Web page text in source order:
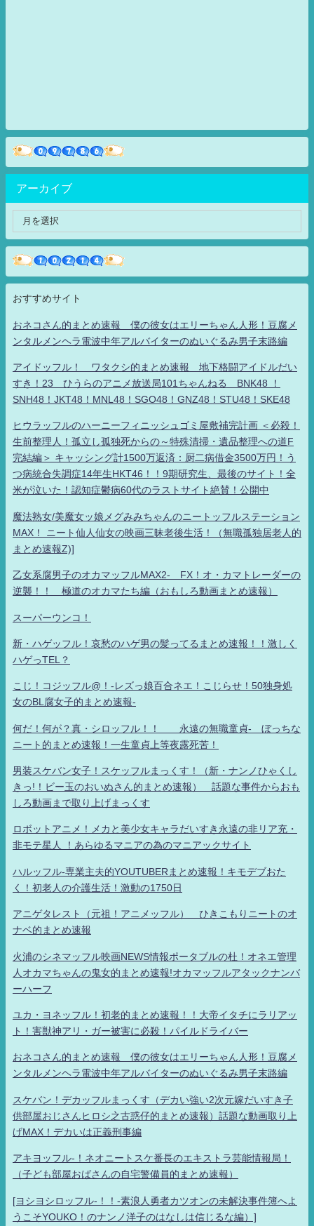
アーカイブ
おすすめサイト
おネコさん的まとめ速報 僕の彼女はエリーちゃん人形！豆腐メ
ンタルメンヘラ電波中年アルバイターのぬいぐるみ男子末路編
アイドッフル！ ワタクシ的まとめ速報 地下格闘アイドルだい
すき！23 ひうらのアニメ放送局101ちゃんねる BNK48 ！
SNH48！JKT48！MNL48！SGO48！GNZ48！STU48！SKE48
ヒウラッフルのハーニーフィニッシュゴミ屋敷補完計画 ＜必殺！
生前整理人！孤立し孤独死からの～特殊清掃・遺品整理への道F
完結編＞ キャッシング計1500万返済：厨二病借金3500万円！う
つ病統合失調症14年生HKT46！！9期研究生、最後のサイト！全
米が泣いた！認知症鬱病60代のラストサイト絶賛！公開中
魔法熟女/美魔女ッ娘メグみみちゃんのニートッフルステーション
MAX！ ニート仙人仙女の映画三昧老後生活！（無職孤独居老人的
まとめ速報Z)]
乙女系腐男子のオカマッフルMAX2- FX！オ・カマトレーダーの
逆襲！！ 極道のオカマたち編（おもしろ動画まとめ速報）
スーパーウンコ！
新・ハゲッフル！哀愁のハゲ男の髪ってるまとめ速報！！激しく
ハゲっTEL？
こじ！コジッフル@！-レズっ娘百合ネエ！こじらせ！50独身処
女のBL腐女子的まとめ速報-
何だ！何が？真・シロッフル！！ 永遠の無職童貞- ぼっちな
ニート的まとめ速報！一生童貞上等夜露死苦！
男装スケバン女子！スケッフルまっくす！（新・ナンノひゃくし
きっ!！ビー玉のおいぬさん的まとめ速報） 話題な事件からおも
しろ動画まで取り上げまっくす
ロボットアニメ！メカと美少女キャラだいすき永遠の非リア充・
非モテ星人 ！あらゆるマニアの為のマニアックサイト
ハルッフル-専業主夫的YOUTUBERまとめ速報！キモデブおた
く！初老人の介護生活！激動の1750日
アニゲタレスト（元祖！アニメッフル） ひきこもりニートのオ
ナベ的まとめ速報
火浦のシネマッフル映画NEWS情報ポータブルの杜！オネエ管理
人オカマちゃんの鬼女的まとめ速報!オカマッフルアタックナンバ
ーハーフ
ユカ・ヨネッフル！初老的まとめ速報！！大帝イタチにラリアッ
ト！害獣神アリ・ガー被害に必殺！パイルドライバー
おネコさん的まとめ速報 僕の彼女はエリーちゃん人形！豆腐メ
ンタルメンヘラ電波中年アルバイターのぬいぐるみ男子末路編
スケバン！デカッフルまっくす（デカい強い2次元嫁だいすき子
供部屋おじさんヒロシ之古惑仔的まとめ速報）話題な動画取り上
げMAX！デカいは正義刑事編
アキヨッフル-！ネオニートスケ番長のエキストラ芸能情報局！
（子ども部屋おばさんの自宅警備員的まとめ速報）
[ヨシヨシロッフル-！！-素浪人勇者カツオンの未解決事件簿へよ
うこそYOUKO！のナンノ洋子のはなしは信じるな編）]